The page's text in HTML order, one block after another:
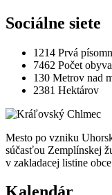
Sociálne siete
1214 Prvá
7462 Počet
130 Metrov nad
2381 Hektárov
Mesto po vzniku
súčasťou Zemplínskej
v zakladacej listine